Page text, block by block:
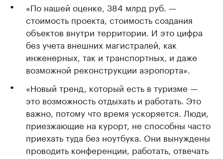
«По нашей оценке, 384 млрд руб. —
стоимость проекта, стоимость создания
объектов внутри территории. И это цифра
без учета внешних магистралей, как
инженерных, так и транспортных, и даже
возможной реконструкции аэропорта».
«Новый тренд, который есть в туризме —
это возможность отдыхать и работать. Это
важно, потому что время ускоряется. Люди,
приезжающие на курорт, не способны часто
приехать туда без ноутбука. Они вынуждены
проводить конференции, работать, отвечать